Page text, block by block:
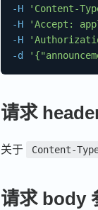
-H
'Content-
-H
'Accept:
-H
-d
请求
关于 Content-
请求 body